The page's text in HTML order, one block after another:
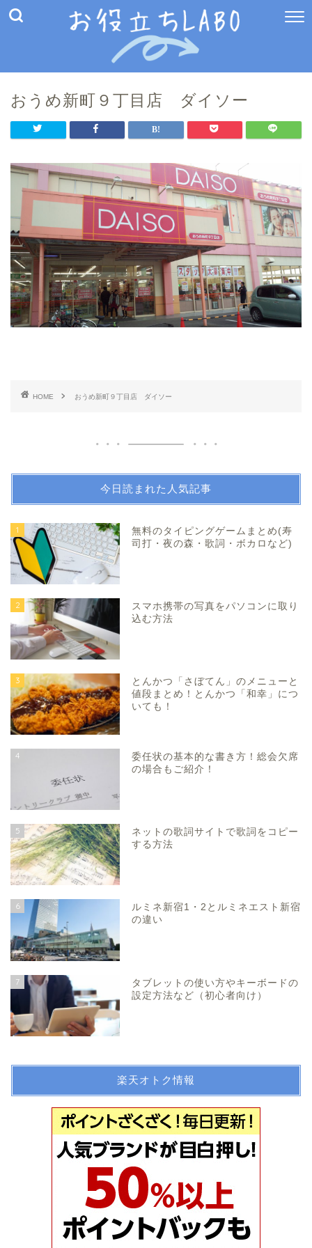
おうめ新町９丁目店 ダイソー
HOME おうめ新町９丁目店 ダイソー
今日読まれた人気記事
1
無料のタイピングゲームまとめ(寿
司打・夜の森・歌詞・ボカロなど)
2
スマホ携帯の写真をパソコンに取り
込む方法
3
とんかつ「さぼてん」のメニューと
値段まとめ！とんかつ「和幸」につ
いても！
4
委任状の基本的な書き方！総会欠席
の場合もご紹介！
5
ネットの歌詞サイトで歌詞をコピー
する方法
6
ルミネ新宿1・2とルミネエスト新宿
の違い
7
タブレットの使い方やキーボードの
設定方法など（初心者向け）
楽天オトク情報